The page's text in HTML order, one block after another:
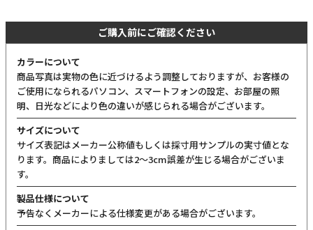
ご購入前にご確認ください
カラーについて
商品写真は実物の色に近づけるよう調整しておりますが、お客様の
ご使用になられるパソコン、スマートフォンの設定、お部屋の照
明、日光などにより色の違いが感じられる場合がございます。
サイズについて
サイズ表記はメーカー公称値もしくは採寸用サンプルの実寸値とな
ります。商品によりましては2〜3cm誤差が生じる場合がございま
す。
製品仕様について
予告なくメーカーによる仕様変更がある場合がございます。